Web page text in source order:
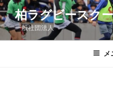
コ
ン
テ
ン
柏ラグビースク
一般社団法人
メ